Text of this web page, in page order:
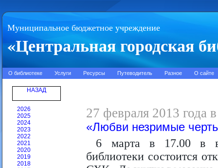
Муниципальное бюджетное учреждение
«Центральная городская
О библиотеке Услуги Ресурсы Путеводитель Разное О сайте
НАЗАД
2026
2025
2024
2023
2022
2021
2020
2019
2018
27 февраля 2013 года
«Любви незримые
6 марта в 17.00 в
библиотеки состоится